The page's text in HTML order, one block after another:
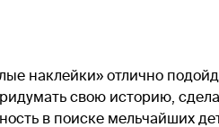
наклейки» отлично
свою историю,
в поиске мельчайших